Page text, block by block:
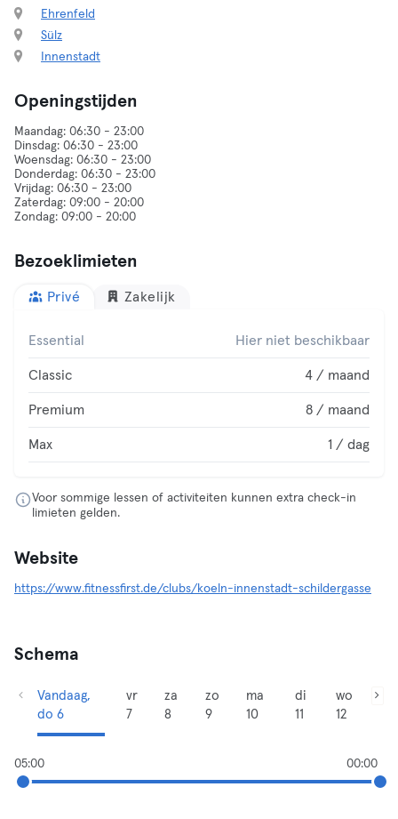
Ehrenfeld
Sülz
Innenstadt
Openingstijden
Maandag: 06:30 - 23:00
Dinsdag: 06:30 - 23:00
Woensdag: 06:30 - 23:00
Donderdag: 06:30 - 23:00
Vrijdag: 06:30 - 23:00
Zaterdag: 09:00 - 20:00
Bezoeklimieten
Privé Zakelijk
Essential Hier niet beschikbaar
Classic 4 / maand
Premium 8 / maand
Max 1 / dag
Voor sommige lessen of activiteiten kunnen extra check-in
limieten gelden.
Website
https://www.fitnessfirst.de/clubs/koeln-innenstadt-schildergasse
Schema
Vandaag,
do 6
vr
7
za
8
zo
9
ma
10
di
11
wo
12
05:00 00:00